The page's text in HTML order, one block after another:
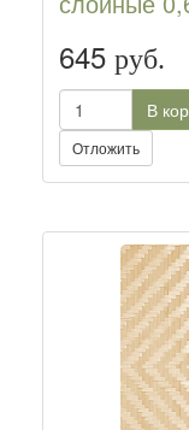
645 руб.
В
Отложить